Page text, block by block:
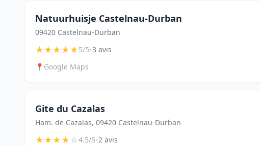
Natuurhuisje Castelnau-Durban
09420 Castelnau-Durban
★★★★★5/5•3 avis
📍 Google Maps
Gite du Cazalas
Ham. de Cazalas, 09420 Castelnau-Durban
★★★★☆4.5/5•2 avis